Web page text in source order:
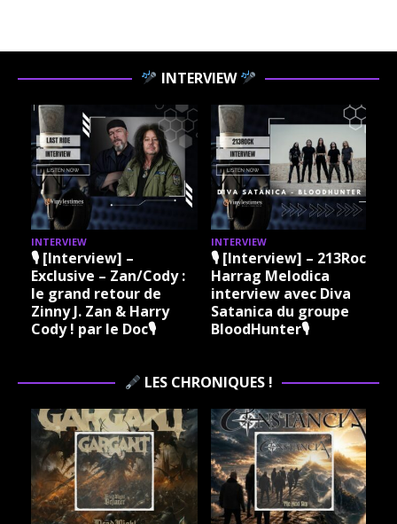
INTERVIEW
INTERVIEW
🎙 [Interview] –
Exclusive – Zan/Cody :
le grand retour de
Zinny J. Zan & Harry
Cody ! par le Doc🎙
INTERVIEW
🎙 [Interview] – 213Rock
Harrag Melodica
interview avec Diva
Satanica du groupe
BloodHunter🎙
LES CHRONIQUES !